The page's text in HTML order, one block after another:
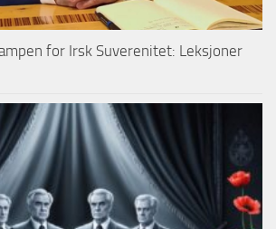
for Irsk Suverenitet: Leksjoner